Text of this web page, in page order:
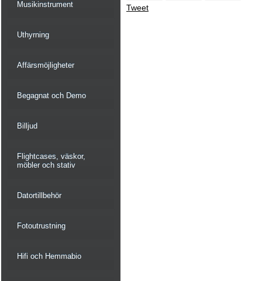
Musikinstrument
Uthyrning
Affärsmöjligheter
Begagnat och Demo
Billjud
Flightcases, väskor,
möbler och stativ
Datortillbehör
Fotoutrustning
Hifi och Hemmabio
Tweet